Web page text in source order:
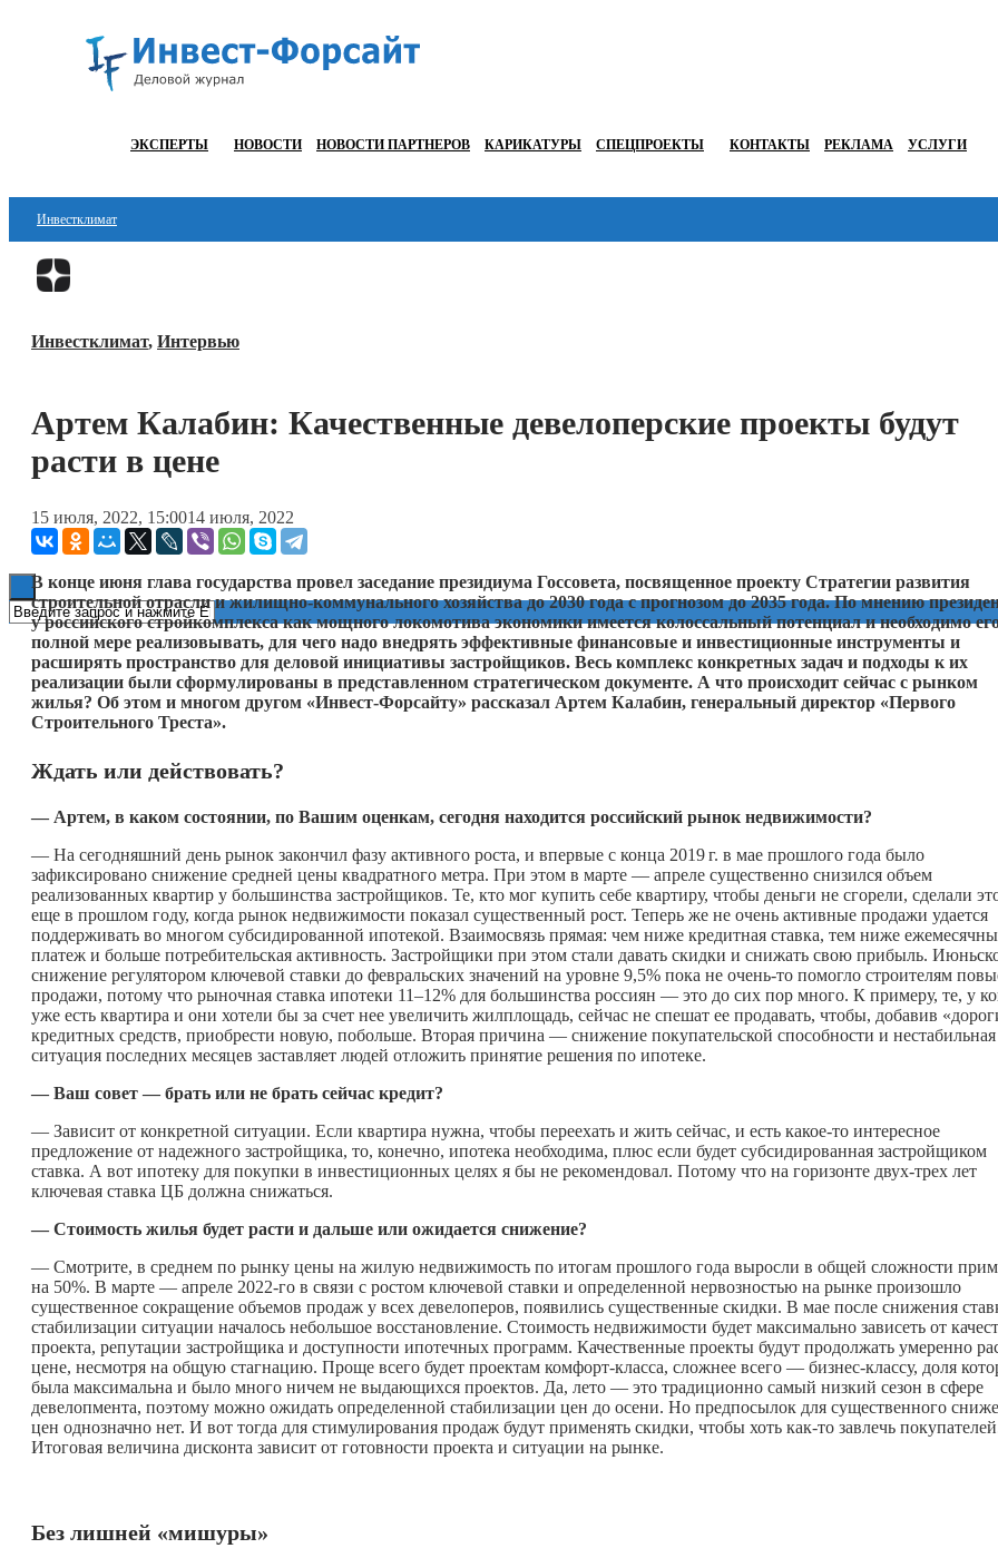
ЭКСПЕРТЫ НОВОСТИ НОВОСТИ ПАРТНЕРОВ КАРИКАТУРЫ СПЕЦПРОЕКТЫ КОНТАКТЫ РЕКЛАМА УСЛУГИ
Инвестклимат
Финансы
Блокчейн
Технологии
Книги
Инвестклимат, Интервью
Артем Калабин: Качественные девелоперские проекты будут
расти в цене
15 июля, 2022, 15:0014 июля, 2022
В конце июня глава государства провел заседание президиума Госсовета, посвященное проекту Стратегии развития
строительной отрасли и жилищно-коммунального хозяйства до 2030 года с прогнозом до 2035 года. По мнению
у российского стройкомплекса как мощного локомотива экономики имеется колоссальный потенциал и необходимо
полной мере реализовывать, для чего надо внедрять эффективные финансовые и инвестиционные инструменты и
расширять пространство для деловой инициативы застройщиков. Весь комплекс конкретных задач и подходы к их
реализации были сформулированы в представленном стратегическом документе. А что происходит сейчас с рынком
жилья? Об этом и многом другом «Инвест-Форсайту» рассказал Артем Калабин, генеральный директор «Первого
Строительного Треста».
Ждать или действовать?
— Артем, в каком состоянии, по Вашим оценкам, сегодня находится российский рынок недвижимости?
— На сегодняшний день рынок закончил фазу активного роста, и впервые с конца 2019 г. в мае прошлого года было
зафиксировано снижение средней цены квадратного метра. При этом в марте — апреле существенно снизился объем
реализованных квартир у большинства застройщиков. Те, кто мог купить себе квартиру, чтобы деньги не сгорели, сделали
еще в прошлом году, когда рынок недвижимости показал существенный рост. Теперь же не очень активные продажи удается
поддерживать во многом субсидированной ипотекой. Взаимосвязь прямая: чем ниже кредитная ставка, тем ниже
платеж и больше потребительская активность. Застройщики при этом стали давать скидки и снижать свою прибыль.
снижение регулятором ключевой ставки до февральских значений на уровне 9,5% пока не очень-то помогло строителям
продажи, потому что рыночная ставка ипотеки 11–12% для большинства россиян — это до сих пор много. К примеру, те, у
уже есть квартира и они хотели бы за счет нее увеличить жилплощадь, сейчас не спешат ее продавать, чтобы, добавив
кредитных средств, приобрести новую, побольше. Вторая причина — снижение покупательской способности и нестабильная
ситуация последних месяцев заставляет людей отложить принятие решения по ипотеке.
— Ваш совет — брать или не брать сейчас кредит?
— Зависит от конкретной ситуации. Если квартира нужна, чтобы переехать и жить сейчас, и есть какое-то интересное
предложение от надежного застройщика, то, конечно, ипотека необходима, плюс если будет субсидированная застройщиком
ставка. А вот ипотеку для покупки в инвестиционных целях я бы не рекомендовал. Потому что на горизонте двух-трех лет
ключевая ставка ЦБ должна снижаться.
— Стоимость жилья будет расти и дальше или ожидается снижение?
— Смотрите, в среднем по рынку цены на жилую недвижимость по итогам прошлого года выросли в общей сложности
на 50%. В марте — апреле 2022-го в связи с ростом ключевой ставки и определенной нервозностью на рынке произошло
существенное сокращение объемов продаж у всех девелоперов, появились существенные скидки. В мае после снижения
стабилизации ситуации началось небольшое восстановление. Стоимость недвижимости будет максимально зависеть от
проекта, репутации застройщика и доступности ипотечных программ. Качественные проекты будут продолжать умеренно
цене, несмотря на общую стагнацию. Проще всего будет проектам комфорт-класса, сложнее всего — бизнес-классу, доля
была максимальна и было много ничем не выдающихся проектов. Да, лето — это традиционно самый низкий сезон в сфере
девелопмента, поэтому можно ожидать определенной стабилизации цен до осени. Но предпосылок для существенного
цен однозначно нет. И вот тогда для стимулирования продаж будут применять скидки, чтобы хоть как-то завлечь
Итоговая величина дисконта зависит от готовности проекта и ситуации на рынке.
Без лишней «мишуры»